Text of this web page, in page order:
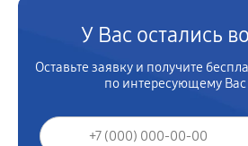
У Вас остались
Оставьте заявку и получите
по интересующему Вас